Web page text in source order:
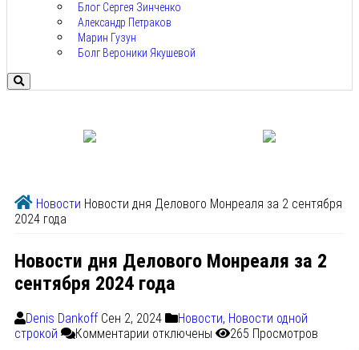
Блог Сергея Зинченко
Александр Петраков
Марин Гузун
Болг Вероники Якушевой
Новости Новости дня Делового Монреаля за 2 сентября
2024 года
Новости дня Делового Монреаля за 2
сентября 2024 года
Denis Dankoff Сен 2, 2024 Новости, Новости одной
строкой
Комментарии отключены 265 Просмотров